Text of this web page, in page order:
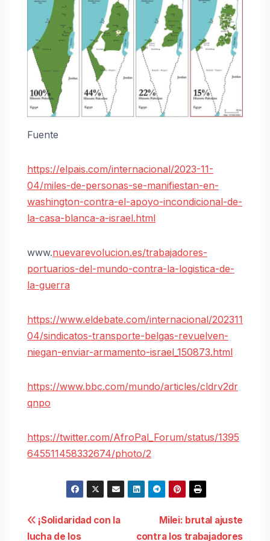
Fuente
https://elpais.com/internacional/2023-11-
04/miles-de-personas-se-manifiestan-en-
washington-contra-el-apoyo-incondicional-de-
la-casa-blanca-a-israel.html
www.nuevarevolucion.es/trabajadores-
portuarios-del-mundo-contra-la-logistica-de-
la-guerra
https://www.eldebate.com/internacional/202311
04/sindicatos-transporte-belgas-revuelven-
niegan-enviar-armamento-israel_150873.html
https://www.bbc.com/mundo/articles/cldrv2dr
qnpo
https://twitter.com/AfroPal_Forum/status/1395
645511458332674/photo/2
Navegación
Milei: brutal ajuste
contra los trabajadores
¡Solidaridad con la
lucha de los